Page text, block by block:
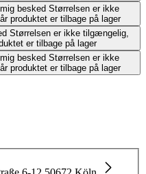
besked Størrelsen er ikke
produktet er tilbage på lager
Størrelsen er ikke tilgængelig,
er tilbage på lager
besked Størrelsen er ikke
produktet er tilbage på lager